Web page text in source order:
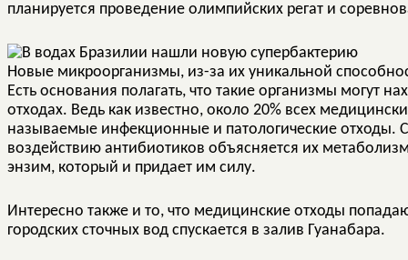
планируется проведение олимпийских регат и
Новые микроорганизмы, из-за их уникальной
Есть основания полагать, что такие организмы могут
отходах. Ведь как известно, около 20% всех
называемые инфекционные и патологические отходы.
воздействию антибиотиков объясняется их
энзим, который и придает им силу.
Интересно также и то, что медицинские отходы
городских сточных вод спускается в залив Гуанабара.